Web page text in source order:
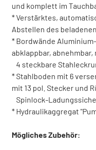
und komplett im
* Verstärktes,
Abstellen des
* Bordwände
abklappbar,
4 steckbare
* Stahlboden mit 6
mit 13 pol. Stecker und
Spinlock-
* Hydraulikaggregat
Mögliches Zubehör: